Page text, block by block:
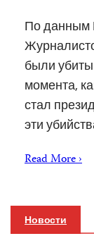
По данным
были
момента,
стал
эти
Read More ›
Новости